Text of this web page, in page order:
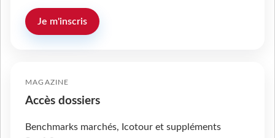
Je m'inscris
MAGAZINE
Accès dossiers
Benchmarks marchés, Icotour et suppléments